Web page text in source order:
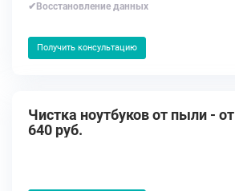
✔Восстановление данных
Получить консультацию
Чистка ноутбуков от пыли - от
640 руб.